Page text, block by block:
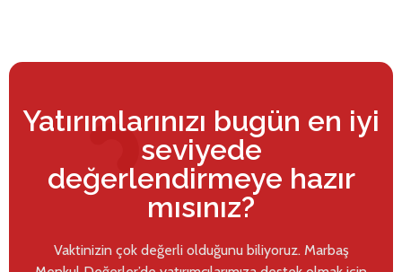
Yatırımlarınızı bugün en iyi
seviyede
değerlendirmeye hazır
mısınız?
Vaktinizin çok değerli olduğunu biliyoruz. Marbaş